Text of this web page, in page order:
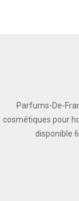
Parfums-De-
cosmétiques pour
disponible